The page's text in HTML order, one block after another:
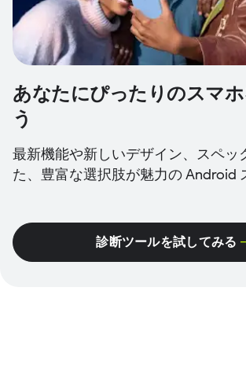
あなたにぴったりのスマ
う
最新機能や新しいデザイン、スペッ
た、豊富な選択肢が魅力の Android
診断ツールを試してみる